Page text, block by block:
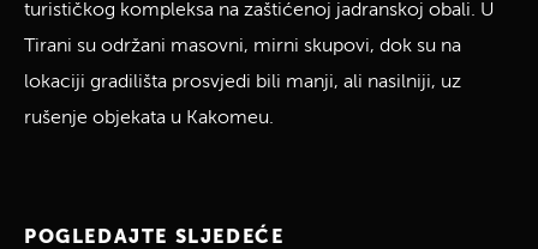
turističkog kompleksa na zaštićenoj jadranskoj obali. U
Tirani su održani masovni, mirni skupovi, dok su na
lokaciji gradilišta prosvjedi bili manji, ali nasilniji, uz
rušenje objekata u Kakomeu.
POGLEDAJTE SLJEDEĆE